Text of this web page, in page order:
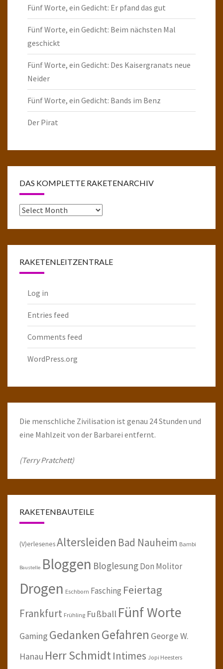
Fünf Worte, ein Gedicht: Er pfand das gut
Fünf Worte, ein Gedicht: Beim nächsten Mal
geschickt
Fünf Worte, ein Gedicht: Des Kaisergranats neue
Neider
Fünf Worte, ein Gedicht: Bands im Benz
Der Pirat
DAS KOMPLETTE RAKETENARCHIV
Das
RAKETENLEITZENTRALE
Log in
Entries feed
Comments feed
WordPress.org
Die menschliche Zivilisation ist genau 24 Stunden und
eine Mahlzeit von der Barbarei entfernt.
(Terry Pratchett)
RAKETENBAUTEILE
(V)erlesenesAltersleiden Bad Nauheim Bambi
Baustelle Bloggen BloglesungDon Molitor
Drogen Eschborn Fasching Feiertag
Frankfurt Frühling Fußball Fünf Worte
Gaming GedankenGefahren George W.
Hanau Herr SchmidtIntimes Jopi Heesters